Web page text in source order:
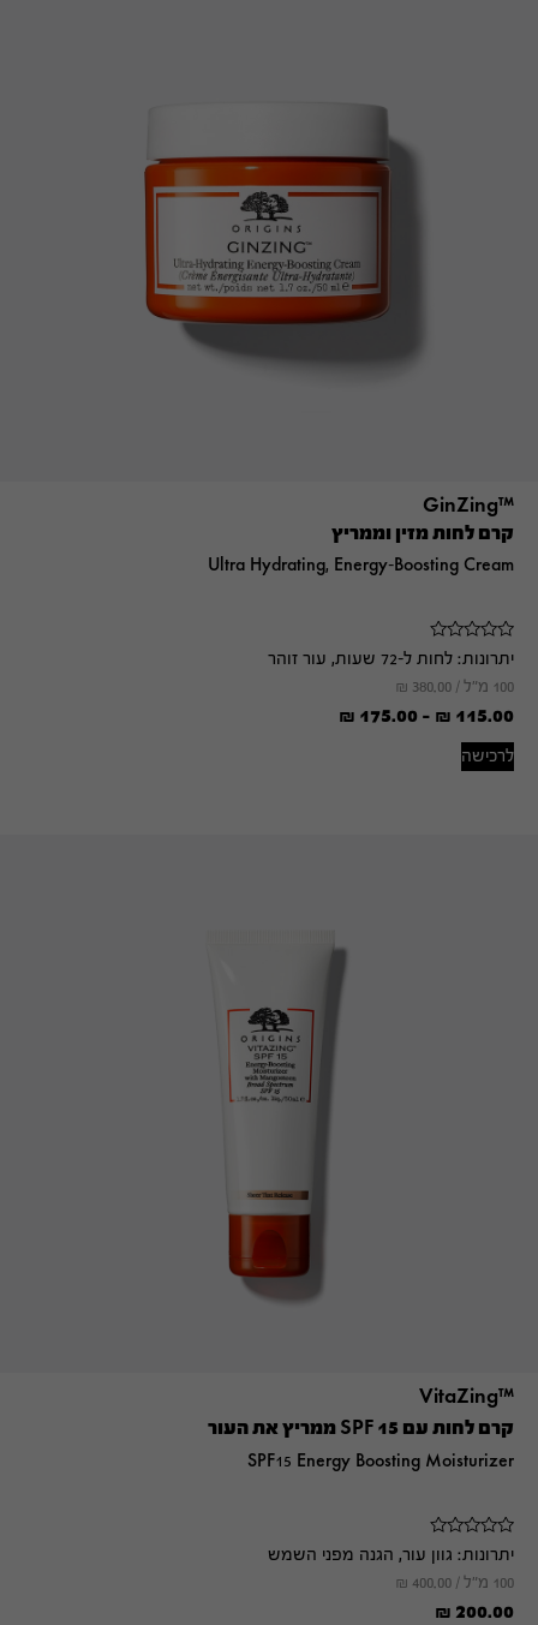
™GinZing
קרם לחות מזין וממריץ
Ultra Hydrating, Energy-Boosting Cream
יתרונות: לחות ל-72 שעות, עור זוהר
100 מ"ל / ₪ 380.00
₪ 115.00
-
₪ 175.00
לרכישה
™VitaZing
קרם לחות עם SPF 15 ממריץ את העור
SPF15 Energy Boosting Moisturizer
יתרונות: גוון עור, הגנה מפני השמש
100 מ"ל / ₪ 400.00
₪ 200.00